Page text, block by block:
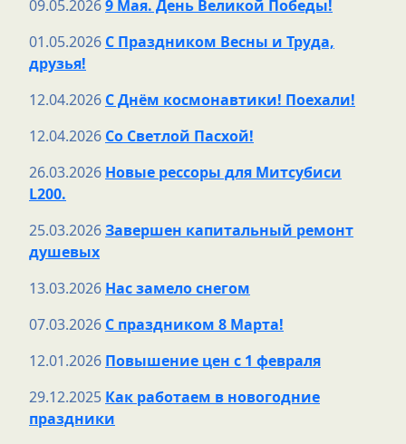
09.05.20269 Мая. День Великой Победы!
01.05.2026 С Праздником Весны и Труда,
друзья!
12.04.2026 С Днём космонавтики! Поехали!
12.04.2026 Со Светлой Пасхой!
26.03.2026 Новые рессоры для Митсубиси
L200.
25.03.2026Завершен капитальный ремонт
душевых
13.03.2026 Нас замело снегом
07.03.2026 С праздником 8 Марта!
12.01.2026 Повышение цен с 1 февраля
29.12.2025 Как работаем в новогодние
праздники